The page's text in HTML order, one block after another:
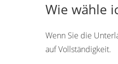
Wie wähle
Wenn Sie die
auf Vollständigkeit.